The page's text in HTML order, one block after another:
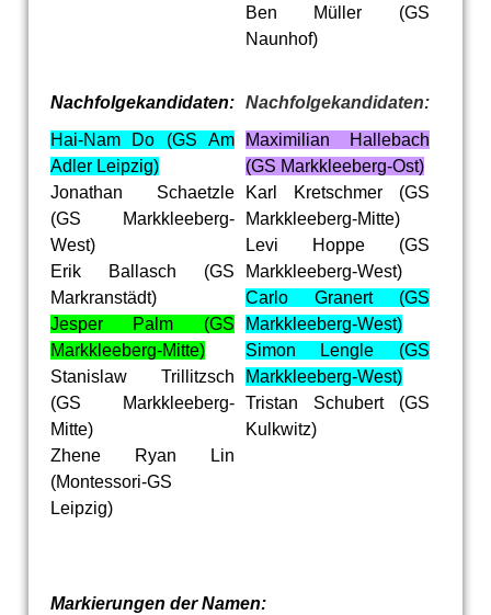
Ben Müller (GS
Naunhof)
Nachfolgekandidaten:
Nachfolgekandidaten:
Hai-Nam Do (GS Am
Adler Leipzig)
Jonathan Schaetzle
(GS Markkleeberg-
West)
Erik Ballasch (GS
Markranstädt)
Jesper Palm (GS
Markkleeberg-Mitte)
Stanislaw Trillitzsch
(GS Markkleeberg-
Mitte)
Zhene Ryan Lin
(Montessori-GS
Leipzig)
Maximilian Hallebach
(GS Markkleeberg-Ost)
Karl Kretschmer (GS
Markkleeberg-Mitte)
Levi Hoppe (GS
Markkleeberg-West)
Carlo Granert (GS
Markkleeberg-West)
Simon Lengle (GS
Markkleeberg-West)
Tristan Schubert (GS
Kulkwitz)
Markierungen der Namen: